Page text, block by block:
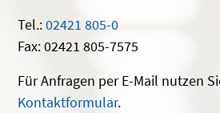
Tel.:02421 805-0
Fax: 02421 805-7575
Für Anfragen per E-Mail nutzen
Kontaktformular.